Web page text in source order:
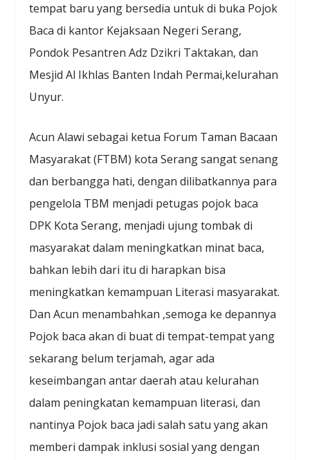
tempat baru yang bersedia untuk di buka Pojok
Baca di kantor Kejaksaan Negeri Serang,
Pondok Pesantren Adz Dzikri Taktakan, dan
Mesjid Al Ikhlas Banten Indah Permai,kelurahan
Unyur.
Acun Alawi sebagai ketua Forum Taman Bacaan
Masyarakat (FTBM) kota Serang sangat senang
dan berbangga hati, dengan dilibatkannya para
pengelola TBM menjadi petugas pojok baca
DPK Kota Serang, menjadi ujung tombak di
masyarakat dalam meningkatkan minat baca,
bahkan lebih dari itu di harapkan bisa
meningkatkan kemampuan Literasi masyarakat.
Dan Acun menambahkan ,semoga ke depannya
Pojok baca akan di buat di tempat-tempat yang
sekarang belum terjamah, agar ada
keseimbangan antar daerah atau kelurahan
dalam peningkatan kemampuan literasi, dan
nantinya Pojok baca jadi salah satu yang akan
memberi dampak inklusi sosial yang dengan